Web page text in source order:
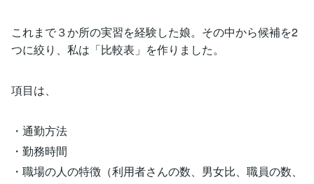
これまで３か所の実習を経験した娘。その中から候補を2
つに絞り、私は「比較表」を作りました。
項目は、
・通勤方法
・勤務時間
・職場の人の特徴（利用者さんの数、男女比、職員の数、